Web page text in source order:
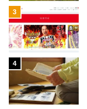
3
4